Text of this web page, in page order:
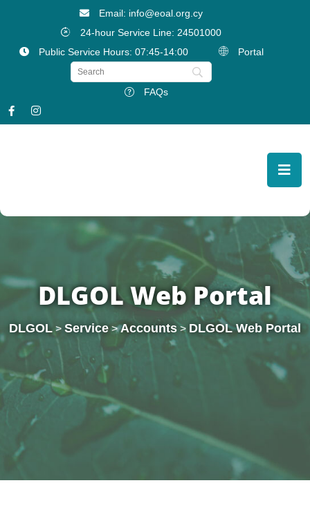
Email: info@eoal.org.cy
24-hour Service Line: 24501000
Public Service Hours: 07:45-14:00
Portal
FAQs
DLGOL Web Portal
DLGOL > Service >Accounts> DLGOL Web Portal